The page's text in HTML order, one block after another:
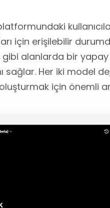
için erişilebilir
alanlarda bir
sağlar. Her iki model
için önemli